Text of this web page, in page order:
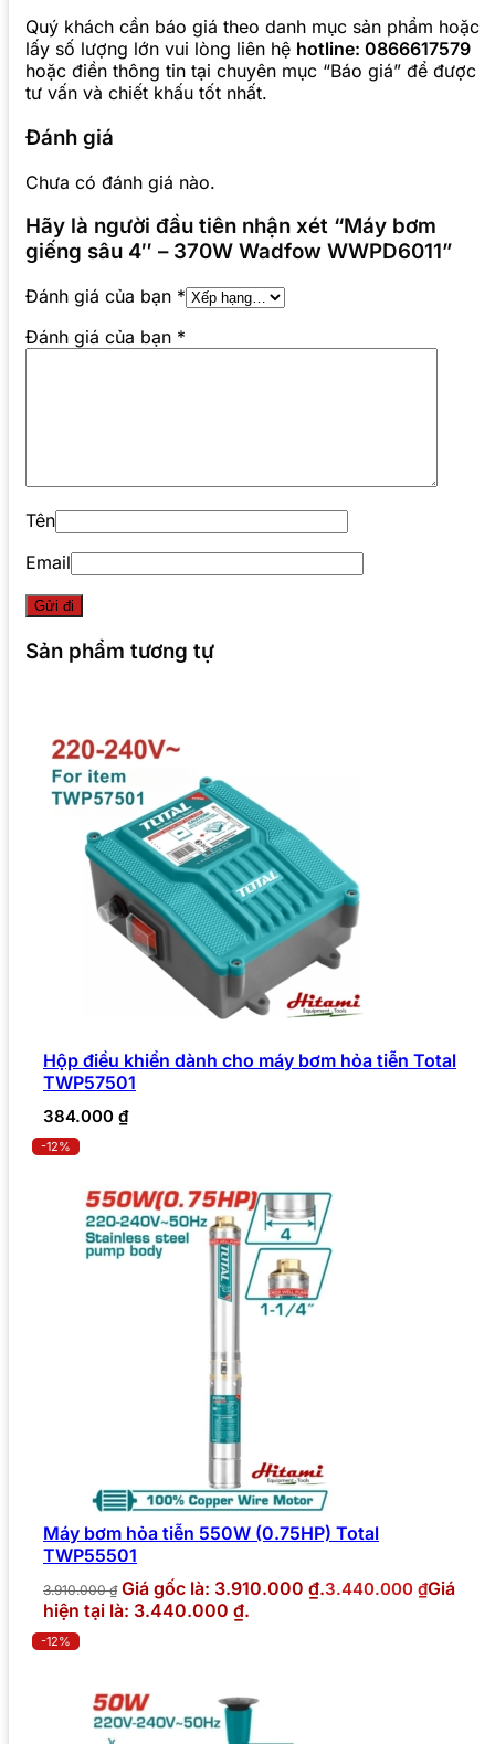
Quý khách cần báo giá theo danh mục sản phẩm hoặc
lấy số lượng lớn vui lòng liên hệ hotline: 0866617579
hoặc điền thông tin tại chuyên mục “Báo giá” để được
tư vấn và chiết khấu tốt nhất.
Đánh giá
Chưa có đánh giá nào.
Hãy là người đầu tiên nhận xét “Máy bơm
giếng sâu 4″ – 370W Wadfow WWPD6011”
Đánh giá của bạn *
Đánh giá của bạn *
Tên
Email
Sản phẩm tương tự
Hộp điều khiển dành cho máy bơm hỏa tiễn Total
TWP57501
384.000 ₫
-12%
Máy bơm hỏa tiễn 550W (0.75HP) Total
TWP55501
3.910.000₫ Giá gốc là: 3.910.000 ₫.3.440.000 ₫Giá
hiện tại là: 3.440.000 ₫.
-12%